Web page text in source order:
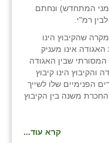
המתחדש) ונחתם
רמ"י.
שהקיבוץ הינו
אינו מעניק
שבין האגודה
והקיבוץ הינו קיבוץ
הפנימיים שלו לשייך
משנה בין הקיבוץ
קרא עוד...